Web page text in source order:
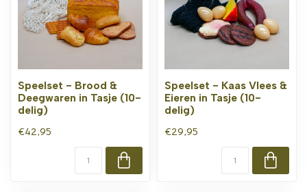
Speelset - Brood &
Deegwaren in Tasje (10-
delig)
€42,95
Speelset - Kaas Vlees &
Eieren in Tasje (10-
delig)
€29,95